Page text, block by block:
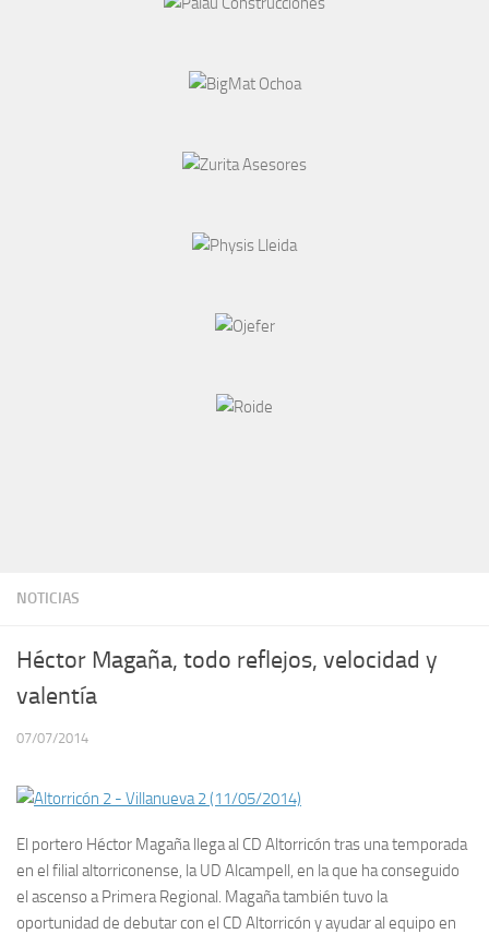
NOTICIAS
Héctor Magaña, todo reflejos, velocidad y
valentía
07/07/2014
El portero Héctor Magaña llega al CD Altorricón tras una temporada
en el filial altorriconense, la UD Alcampell, en la que ha conseguido
el ascenso a Primera Regional. Magaña también tuvo la
oportunidad de debutar con el CD Altorricón y ayudar al equipo en